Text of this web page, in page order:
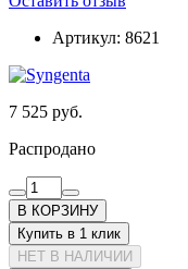
Артикул: 8621
7 525 руб.
Распродано
В КОРЗИНУ
Купить в 1 клик
НЕТ В НАЛИЧИИ